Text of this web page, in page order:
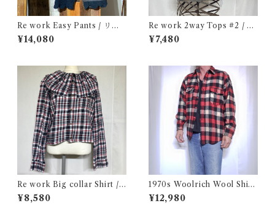
Re work Easy Pants / リワ
ーク イージー パンツ クロシェ
& 刺繍入り
¥14,080
Re work 2way Tops #2 / リ
ワーク 2way トップス 古着
¥7,480
Re work Big collar Shirt /
リワーク ビックカラー シャツ
古着
¥8,580
1970s Woolrich Wool Shirt
CPO / 70年代 白タグ ウール
リッチ 三色 ブロック チェック
¥12,980